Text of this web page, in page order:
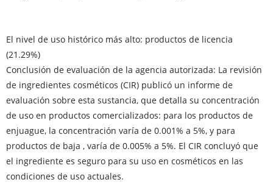
El nivel de uso histórico más alto: productos de licencia
(21.29%)
Conclusión de evaluación de la agencia autorizada: La revisión
de ingredientes cosméticos (CIR) publicó un informe de
evaluación sobre esta sustancia, que detalla su concentración
de uso en productos comercializados: para los productos de
enjuague, la concentración varía de 0.001% a 5%, y para
productos de baja , varía de 0.005% a 5%. El CIR concluyó que
el ingrediente es seguro para su uso en cosméticos en las
condiciones de uso actuales.